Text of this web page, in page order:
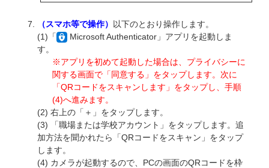
（スマホ等で操作）
以下のとおり操作します。
(1)「
Microsoft Authenticator」アプリを起動しま
す。
※アプリを初めて起動した場合は、プライバシーに
関する画面で「同意する」をタップします。次に
「QRコードをスキャンします」をタップし、手順
(4)へ進みます。
(2) 右上の「＋」をタップします。
(3) 「職場または学校アカウント」をタップします。追
加方法を聞かれたら「QRコードをスキャン」をタップ
します。
(4) カメラが起動するので、PCの画面のQRコードを枠